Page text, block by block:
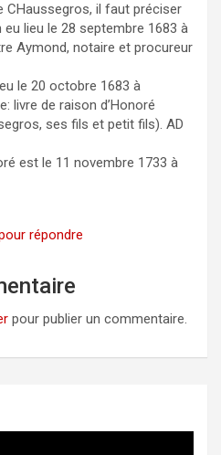
CHaussegros, il faut préciser
eu lieu le 28 septembre 1683 à
Aymond, notaire et procureur
le 20 octobre 1683 à
livre de raison d’Honoré
ses fils et petit fils). AD
est le 11 novembre 1733 à
répondre
pour publier un commentaire.